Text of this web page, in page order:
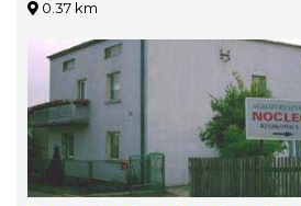
0.37 km